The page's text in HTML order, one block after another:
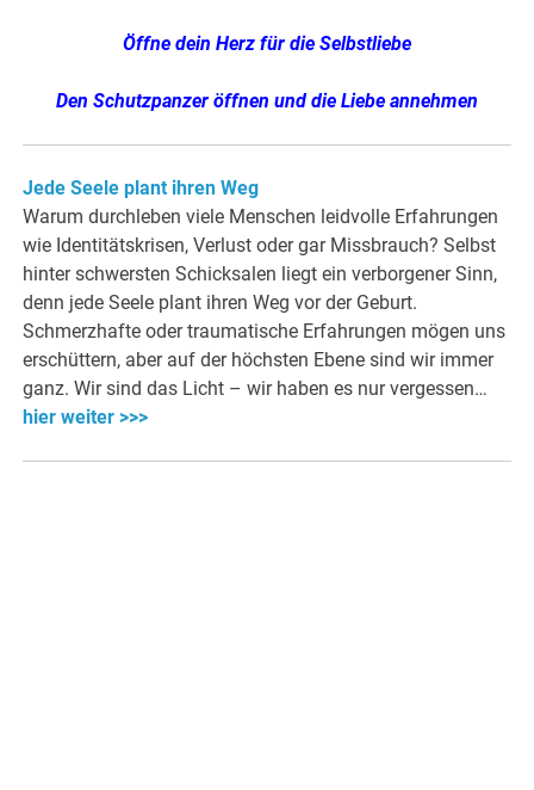
Öffne dein Herz für die Selbstliebe
Den Schutzpanzer öffnen und die Liebe annehmen
Jede Seele plant ihren Weg
Warum durchleben viele Menschen leidvolle Erfahrungen
wie Identitätskrisen, Verlust oder gar Missbrauch? Selbst
hinter schwersten Schicksalen liegt ein verborgener Sinn,
denn jede Seele plant ihren Weg vor der Geburt.
Schmerzhafte oder traumatische Erfahrungen mögen uns
erschüttern, aber auf der höchsten Ebene sind wir immer
ganz. Wir sind das Licht – wir haben es nur vergessen…
hier weiter >>>